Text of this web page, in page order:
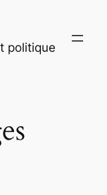
politique